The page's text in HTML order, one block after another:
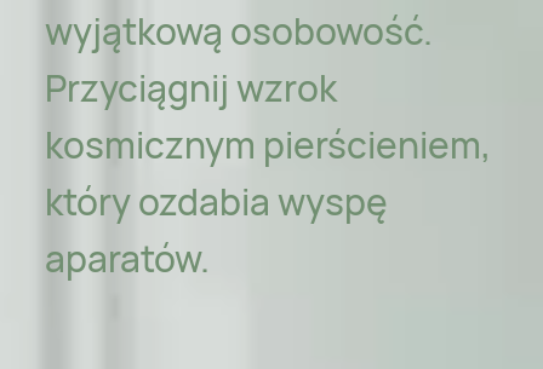
wyjątkową osobowość.
Przyciągnij wzrok
kosmicznym pierścieniem,
który ozdabia wyspę
aparatów.